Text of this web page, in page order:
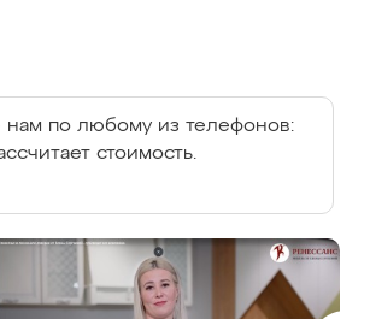
нам по любому из телефонов:
стоимость.